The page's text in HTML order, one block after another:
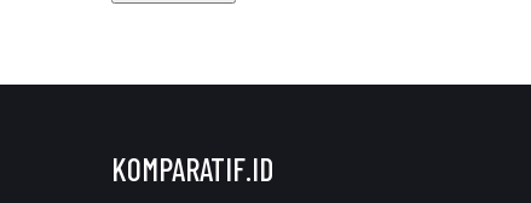
KOMPARATIF.ID